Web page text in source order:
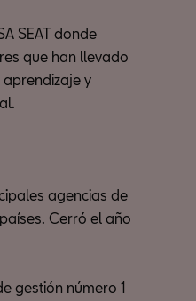
SEAT donde
que han llevado
y
agencias de
Cerró el año
gestión número 1